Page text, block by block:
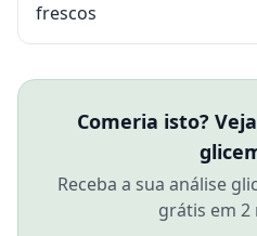
frescos
Comeria isto?
Receba a sua análise
grátis em 2